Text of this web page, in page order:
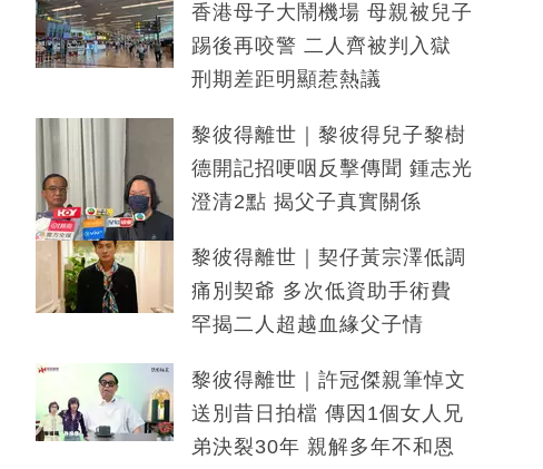
香港母子大鬧機場 母親被兒子
踢後再咬警 二人齊被判入獄
刑期差距明顯惹熱議
黎彼得離世｜黎彼得兒子黎樹
德開記招哽咽反擊傳聞 鍾志光
澄清2點 揭父子真實關係
黎彼得離世｜契仔黃宗澤低調
痛別契爺 多次低資助手術費
罕揭二人超越血緣父子情
黎彼得離世｜許冠傑親筆悼文
送別昔日拍檔 傳因1個女人兄
弟決裂30年 親解多年不和恩